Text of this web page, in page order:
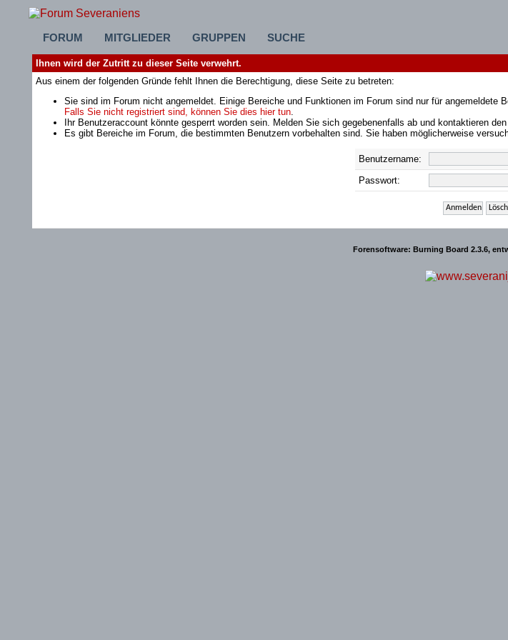
FORUM MITGLIEDER GRUPPEN SUCHE
Ihnen wird der Zutritt zu dieser Seite verwehrt.
Aus einem der folgenden Gründe fehlt Ihnen die Berechtigung, diese Seite zu betreten:
Sie sind im Forum nicht angemeldet. Einige Bereiche und Funktionen im Forum sind nur für
Falls Sie nicht registriert sind, können Sie dies hier tun.
Ihr Benutzeraccount könnte gesperrt worden sein. Melden Sie sich gegebenenfalls ab und kontaktieren
Es gibt Bereiche im Forum, die bestimmten Benutzern vorbehalten sind. Sie haben möglicherweise
Benutzername:
Passwort:
Forensoftware: Burning Board 2.3.6,